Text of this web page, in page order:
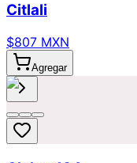
Citlali
$807 MXN
Agregar